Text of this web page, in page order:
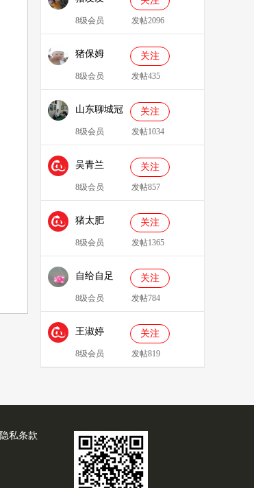
8级会员 发帖2096
猪保姆
909233
关注
8级会员 发帖435
山东聊城冠
县、莘县综
合服务站：
冯代林
关注
8级会员 发帖1034
吴青兰 关注
8级会员 发帖857
猪太肥
143814
关注
8级会员 发帖1365
自给自足 关注
8级会员 发帖784
王淑婷 关注
8级会员 发帖819
隐私条款